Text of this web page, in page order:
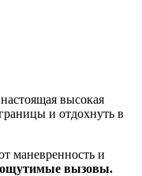
высокая
и отдохнуть в
маневренность и
ощутимые вызовы.